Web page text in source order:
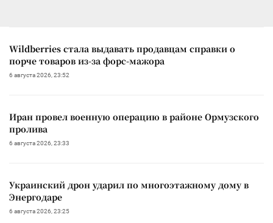
Wildberries стала выдавать продавцам справки о
порче товаров из-за форс-мажора
6 августа 2026, 23:52
Иран провел военную операцию в районе Ормузского
пролива
6 августа 2026, 23:33
Украинский дрон ударил по многоэтажному дому в
Энергодаре
6 августа 2026, 23:25